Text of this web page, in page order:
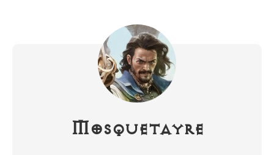
Mosquetayre